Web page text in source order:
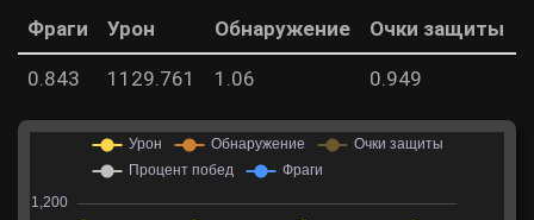
Фраги Урон Обнаружение Очки защиты
0.843 1129.761 1.06 0.949